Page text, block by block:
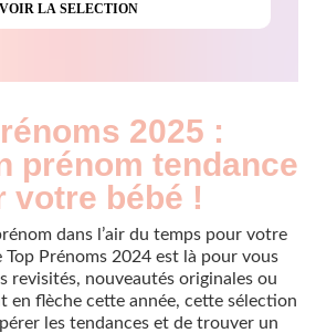
2025 :
prénom tendance
votre bébé !
dans l’air du temps pour votre
Prénoms 2024 est là pour vous
revisités, nouveautés originales ou
en flèche cette année, cette sélection
les tendances et de trouver un